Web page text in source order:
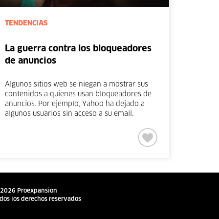
TENDENCIAS
La guerra contra los bloqueadores
de anuncios
Algunos sitios web se niegan a mostrar sus
contenidos a quienes usan bloqueadores de
anuncios. Por ejemplo, Yahoo ha dejado a
algunos usuarios sin acceso a su email.
Proexpansion
los derechos reservados